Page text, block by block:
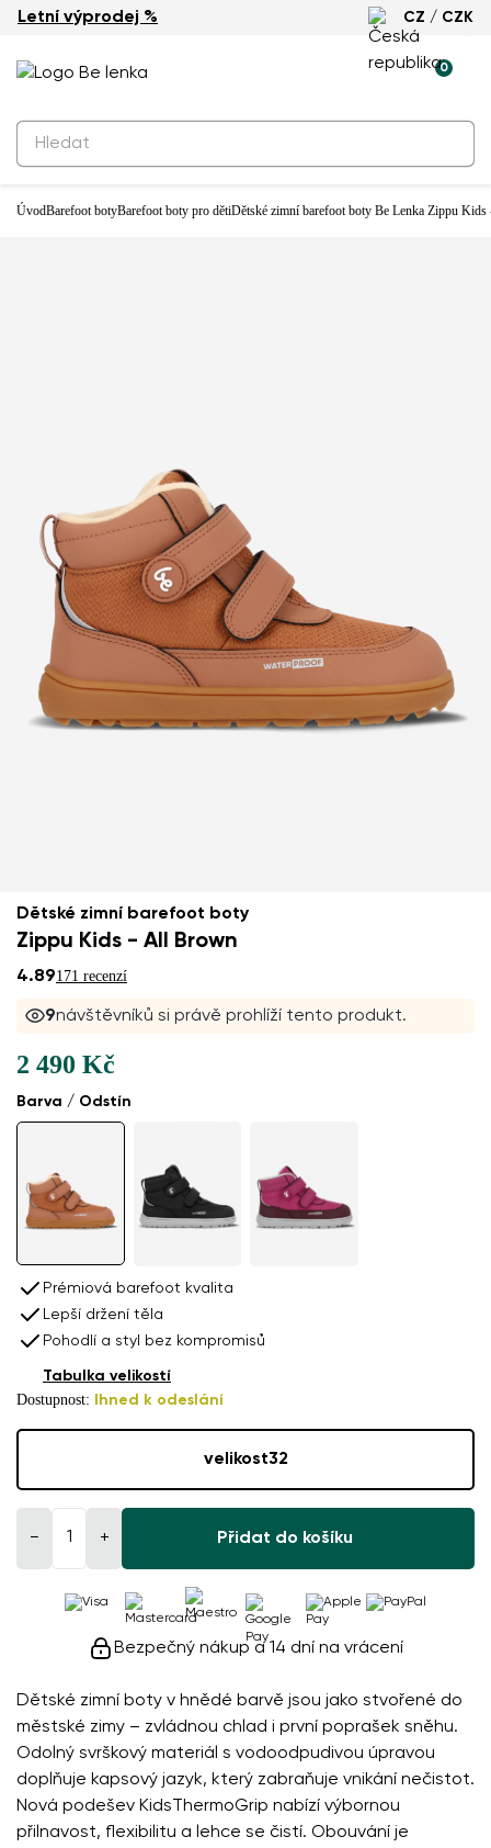
Letní výprodej % CZ / CZK
0
ÚvodBarefoot botyBarefoot boty pro dětiDětské zimní barefoot boty Be Lenka Zippu
Voděodolné
Dětské zimní barefoot boty
Zippu Kids - All Brown
4.89171 recenzí
9návštěvníků si právě prohlíží tento produkt.
Dětské zimní boty v hnědé barvě jsou jako stvořené do
městské zimy – zvládnou chlad i první poprašek sněhu.
Odolný svrškový materiál s vodoodpudivou úpravou
doplňuje kapsový jazyk, který zabraňuje vnikání nečistot.
Nová podešev KidsThermoGrip nabízí výbornou
přilnavost, flexibilitu a lehce se čistí. Obouvání je
Barva / Odstín
2 490 Kč
Prémiová barefoot kvalita
Lepší držení těla
Pohodlí a styl bez kompromisů
Dostupnost: Ihned k odeslání
Tabulka velikostí
velikost32
− + Přidat do košíku
Bezpečný nákup a 14 dní na vrácení